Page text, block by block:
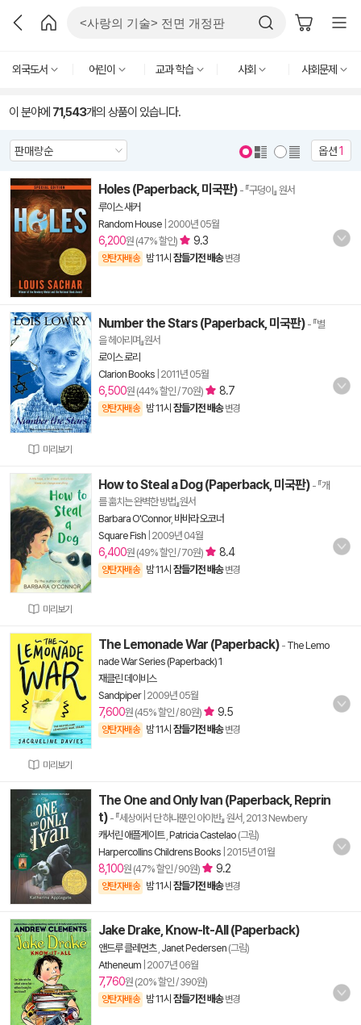
외국도서 어린이 교과 학습 사회 사회문제
이 분야에 71,543개의 상품이 있습니다.
옵션1
Holes (Paperback, 미국판) - 『구덩이』 원서
루이스 새커
Random House 2000년 05월
6,200원 (47% 할인) 9.3
양탄자배송 밤 11시 잠들기전 배송 변경
미리보기
Number the Stars (Paperback, 미국판) - 『별
을 헤아리며』원서
로이스 로리
Clarion Books 2011년 05월
6,500원 (44% 할인 / 70원) 8.7
양탄자배송 밤 11시 잠들기전 배송 변경
미리보기
How to Steal a Dog (Paperback, 미국판) - 『개
를 훔치는 완벽한 방법』원서
Barbara O'Connor, 바바라 오코너
Square Fish 2009년 04월
6,400원 (49% 할인 / 70원) 8.4
양탄자배송 밤 11시 잠들기전 배송 변경
미리보기
The Lemonade War (Paperback) - The Lemo
nade War Series (Paperback) 1
재클린 데이비스
Sandpiper| 2009년 05월
7,600원 (45% 할인 / 80원) 9.5
양탄자배송 밤 11시 잠들기전 배송 변경
The One and Only Ivan (Paperback, Reprin
t) - 『세상에서 단 하나뿐인 아이반』 원서, 2013 Newbery
캐서린 애플게이트, Patricia Castelao (그림)
Harpercollins Childrens Books 2015년 01월
8,100원 (47% 할인 / 90원) 9.2
양탄자배송 밤 11시 잠들기전 배송 변경
Jake Drake, Know-It-All (Paperback)
앤드루 클레먼츠, Janet Pedersen (그림)
Atheneum 2007년 06월
7,760원 (20% 할인 / 390원)
양탄자배송 밤 11시 잠들기전 배송 변경